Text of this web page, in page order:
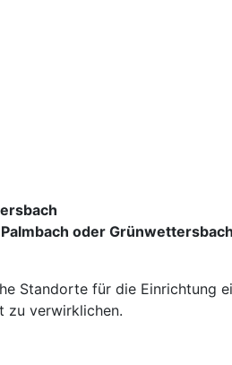
oder Grünwettersbach
Standorte für die Einrichtung
zu verwirklichen.